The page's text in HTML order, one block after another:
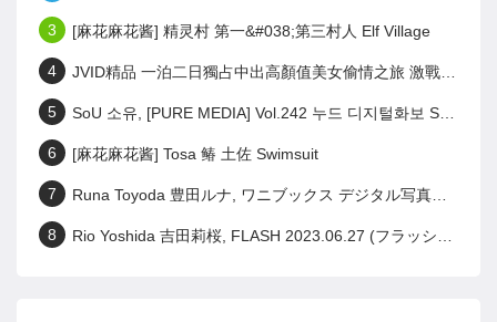
3 [麻花麻花酱] 精灵村 第一&#038;第三村人 Elf Village
4 JVID精品 一泊二日獨占中出高顏值美女偷情之旅 激戰泡溫泉SEX啪啪啪! Set.02
5 SoU 소유, [PURE MEDIA] Vol.242 누드 디지털화보 Set.01
6 [麻花麻花酱] Tosa 䲠 土佐 Swimsuit
7 Runa Toyoda 豊田ルナ, ワニブックス デジタル写真集 『 君の笑顔が好きなんだ 』 Set.01
8 Rio Yoshida 吉田莉桜, FLASH 2023.06.27 (フラッシュ 2023年6月27日号)